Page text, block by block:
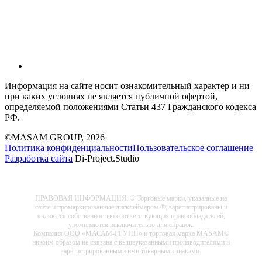
Информация на сайте носит ознакомительный характер и ни
при каких условиях не является публичной офертой,
определяемой положениями Статьи 437 Гражданского кодекса
РФ.
©MASAM GROUP, 2026
Политика конфиденциальностиПользовательское соглашение
Разработка сайта Di-Project.Studio
ПРАВОВАЯ ИНФОРМАЦИЯ: ® Торговые марки, указанные на
сайте и промаркированные дисклеймером ®, зарегистрированы и
являются собственностью соответствующих правообладателей,
упоминаются исключительно для справок.
Компания ООО «МАСАМ-ГРУПП» и торговая марка MASAM©
никоим образом не связана с вышеуказанными производителями и
зарегистрированными ими товарными знаками.